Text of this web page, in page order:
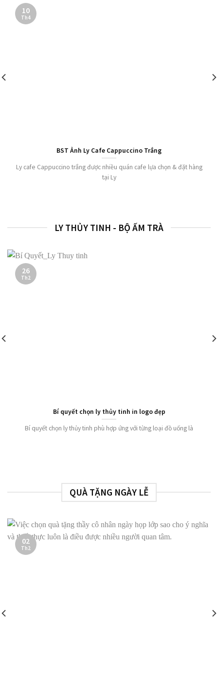
BST Ảnh Ly Cafe Cappuccino Trắng
Ly cafe Cappuccino trắng được nhiều quán cafe lựa chọn & đặt hàng
tại Ly
10
Th4
LY THỦY TINH - BỘ ẤM TRÀ
Bí quyết chọn ly thủy tinh in logo đẹp
Bí quyết chọn ly thủy tinh phù hợp ứng với từng loại đồ uống là
26
Th2
QUÀ TẶNG NGÀY LỄ
02
Th2